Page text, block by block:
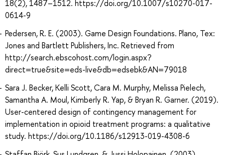
18(2), 1487–1512. https://doi.org/10.1007/s10270-017-
0614-9
Pedersen, R. E. (2003). Game Design Foundations. Plano, Tex:
Jones and Bartlett Publishers, Inc. Retrieved from
http://search.ebscohost.com/login.aspx?
direct=true&site=eds-live&db=edsebk&AN=79018
Sara J. Becker, Kelli Scott, Cara M. Murphy, Melissa Pielech,
Samantha A. Moul, Kimberly R. Yap, & Bryan R. Garner. (2019).
User-centered design of contingency management for
implementation in opioid treatment programs: a qualitative
study. https://doi.org/10.1186/s12913-019-4308-6